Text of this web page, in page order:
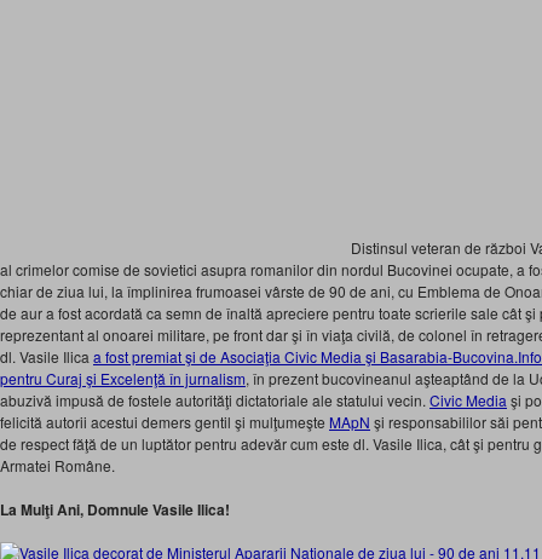
Distinsul veteran de război
al crimelor comise de sovietici asupra romanilor din nordul Bucovinei ocupate, a
chiar de ziua lui, la împlinirea frumoasei vârste de 90 de ani, cu Emblema de
de aur a fost acordată ca semn de înaltă apreciere pentru toate scrierile sale cât
reprezentant al onoarei militare, pe front dar şi în viaţa civilă, de colonel în
dl. Vasile Ilica a fost premiat şi de Asociaţia Civic Media şi Basarabia-Bucovina.Info
pentru Curaj şi Excelenţă în jurnalism, în prezent bucovineanul aşteaptând de la
abuzivă impusă de fostele autorităţi dictatoriale ale statului vecin. Civic Media şi
felicită autorii acestui demers gentil şi mulţumeşte MApN şi responsabililor săi
de respect făţă de un luptător pentru adevăr cum este dl. Vasile Ilica, cât şi pentru
Armatei Române.
La Mulţi Ani, Domnule Vasile Ilica!